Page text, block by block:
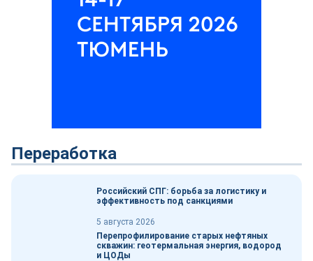
Переработка
Российский СПГ: борьба за логистику и
эффективность под санкциями
5 августа 2026
Перепрофилирование старых нефтяных
скважин: геотермальная энергия, водород
и ЦОДы